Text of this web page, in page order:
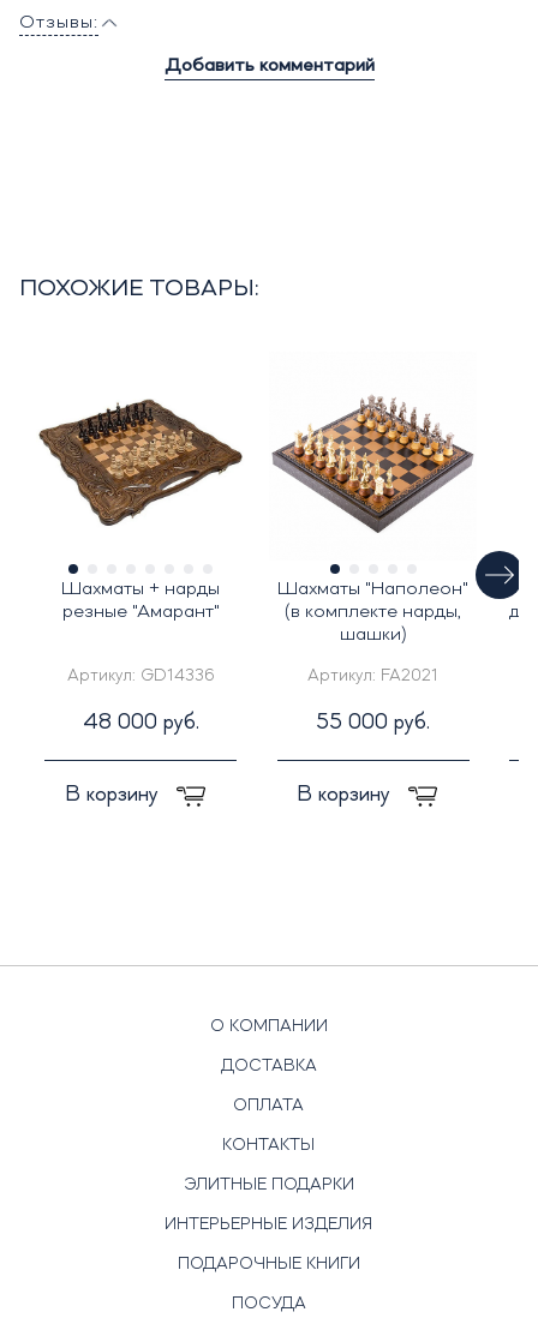
Отзывы:
Добавить комментарий
ПОХОЖИЕ ТОВАРЫ:
Шахматы + нарды
резные "Амарант"
Артикул: GD14336
48 000 руб.
В корзину
Шахматы "Наполеон"
(в комплекте нарды,
шашки)
Артикул: FA2021
55 000 руб.
В корзину
О КОМПАНИИ
ДОСТАВКА
ОПЛАТА
КОНТАКТЫ
ЭЛИТНЫЕ ПОДАРКИ
ИНТЕРЬЕРНЫЕ ИЗДЕЛИЯ
ПОДАРОЧНЫЕ КНИГИ
ПОСУДА